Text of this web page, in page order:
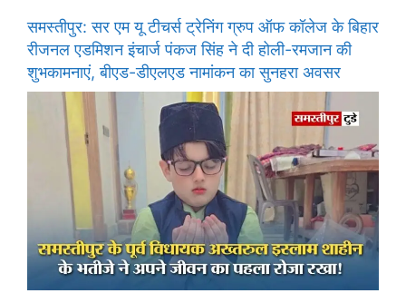
समस्तीपुर: सर एम यू टीचर्स ट्रेनिंग ग्रुप ऑफ कॉलेज के बिहार
रीजनल एडमिशन इंचार्ज पंकज सिंह ने दी होली-रमजान की
शुभकामनाएं, बीएड-डीएलएड नामांकन का सुनहरा अवसर